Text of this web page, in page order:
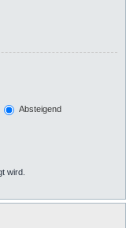
Absteigend
wird.